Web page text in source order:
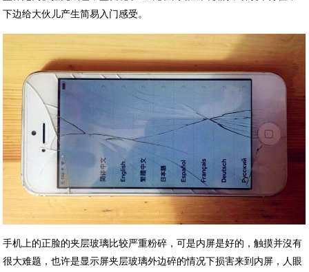
下边给大伙儿产生简易入门感受。
手机上的正脸的夹层玻璃比较严重粉碎，可是内屏是好的，触摸并沒有
很大难题，也许是显示屏夹层玻璃外边碎的情况下损害来到内屏，人眼